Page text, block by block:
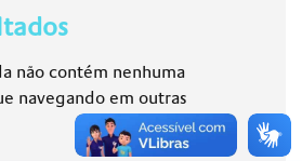
não contém nenhuma
navegando em outras